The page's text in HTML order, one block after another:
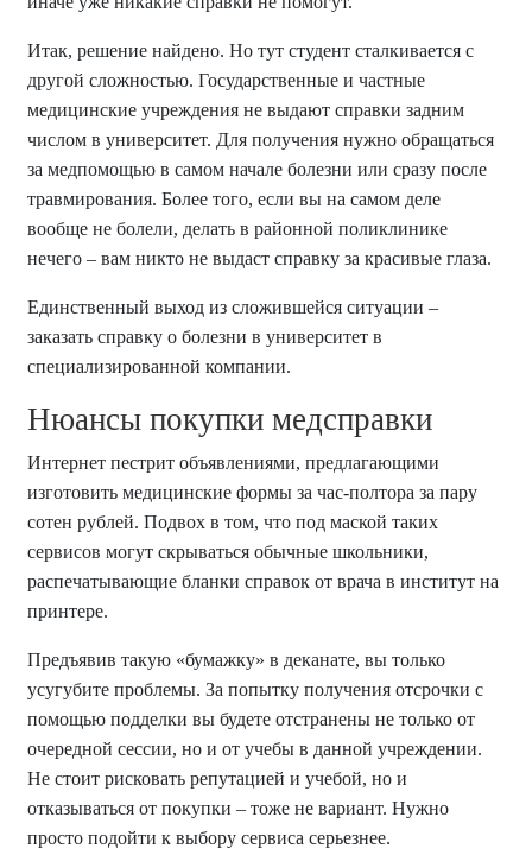
Итак, решение найдено. Но тут студент сталкивается с
другой сложностью. Государственные и частные
медицинские учреждения не выдают справки задним
числом в университет. Для получения нужно обращаться
за медпомощью в самом начале болезни или сразу после
травмирования. Более того, если вы на самом деле
вообще не болели, делать в районной поликлинике
нечего – вам никто не выдаст справку за красивые глаза.
Единственный выход из сложившейся ситуации –
заказать справку о болезни в университет в
специализированной компании.
Нюансы покупки медсправки
Интернет пестрит объявлениями, предлагающими
изготовить медицинские формы за час-полтора за пару
сотен рублей. Подвох в том, что под маской таких
сервисов могут скрываться обычные школьники,
распечатывающие бланки справок от врача в институт на
принтере.
Предъявив такую «бумажку» в деканате, вы только
усугубите проблемы. За попытку получения отсрочки с
помощью подделки вы будете отстранены не только от
очередной сессии, но и от учебы в данной учреждении.
Не стоит рисковать репутацией и учебой, но и
отказываться от покупки – тоже не вариант. Нужно
просто подойти к выбору сервиса серьезнее.